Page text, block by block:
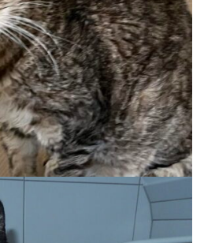
EMMA
Wohnung